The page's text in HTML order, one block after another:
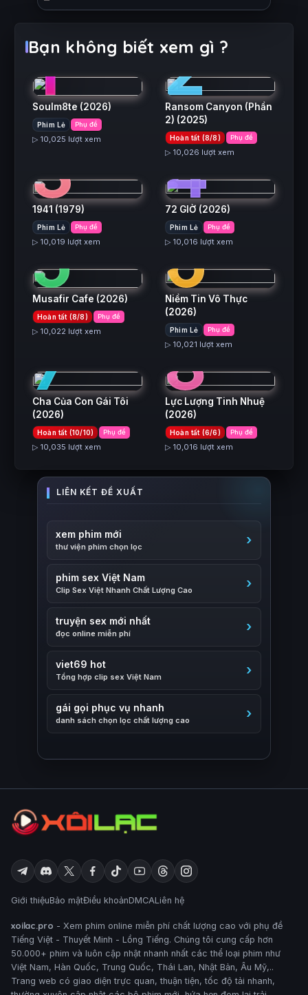
Bạn không biết xem gì ?
1
Soulm8te (2026)
Phim Lẻ Phụ đề
▷ 10,025 lượt xem
2
Ransom Canyon (Phần
2) (2025)
Hoàn tất (8/8) Phụ đề
▷ 10,026 lượt xem
3
1941 (1979)
Phim Lẻ Phụ đề
▷ 10,019 lượt xem
4
72 GIỜ (2026)
Phim Lẻ Phụ đề
▷ 10,016 lượt xem
5
Musafir Cafe (2026)
Hoàn tất (8/8) Phụ đề
▷ 10,022 lượt xem
6
Niềm Tin Vô Thực
(2026)
Phim Lẻ Phụ đề
▷ 10,021 lượt xem
7
Cha Của Con Gái Tôi
(2026)
Hoàn tất (10/10) Phụ đề
▷ 10,035 lượt xem
8
Lực Lượng Tinh Nhuệ
(2026)
Hoàn tất (6/6) Phụ đề
▷ 10,016 lượt xem
xem phim mới
thư viện phim chọn lọc
phim sex Việt Nam
Clip Sex Việt Nhanh Chất Lượng Cao
truyện sex mới nhất
đọc online miễn phí
viet69 hot
Tổng hợp clip sex Việt Nam
gái gọi phục vụ nhanh
danh sách chọn lọc chất lượng cao
Giới thiệuBảo mậtĐiều khoảnDMCALiên hệ
xoilac.pro - Xem phim online miễn phí chất lượng cao với phụ đề
Tiếng Việt - Thuyết Minh - Lồng Tiếng. Chúng tôi cung cấp hơn
50.000+ phim và luôn cập nhật nhanh nhất các thể loại phim như
Việt Nam, Hàn Quốc, Trung Quốc, Thái Lan, Nhật Bản, Âu Mỹ,..
Trang web có giao diện trực quan, thuận tiện, tốc độ tải nhanh,